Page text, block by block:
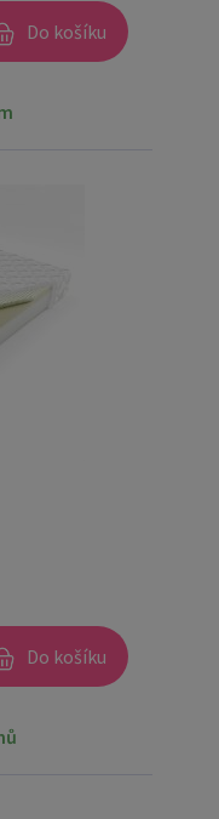
Do košíku
Do košíku